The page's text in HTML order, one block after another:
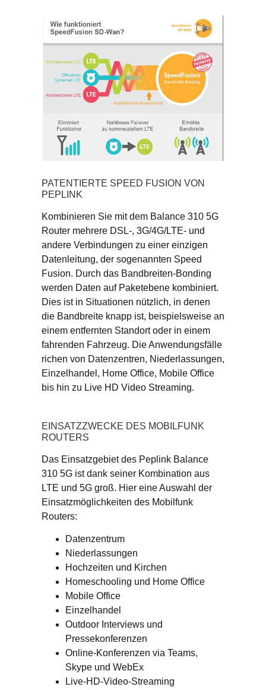
PATENTIERTE SPEED FUSION VON
PEPLINK
Kombinieren Sie mit dem Balance 310 5G
Router mehrere DSL-, 3G/4G/LTE- und
andere Verbindungen zu einer einzigen
Datenleitung, der sogenannten Speed
Fusion. Durch das Bandbreiten-Bonding
werden Daten auf Paketebene kombiniert.
Dies ist in Situationen nützlich, in denen
die Bandbreite knapp ist, beispielsweise an
einem entfernten Standort oder in einem
fahrenden Fahrzeug. Die Anwendungsfälle
richen von Datenzentren, Niederlassungen,
Einzelhandel, Home Office, Mobile Office
bis hin zu Live HD Video Streaming.
EINSATZZWECKE DES MOBILFUNK
ROUTERS
Das Einsatzgebiet des Peplink Balance
310 5G ist dank seiner Kombination aus
LTE und 5G groß. Hier eine Auswahl der
Einsatzmöglichkeiten des Mobilfunk
Routers:
Datenzentrum
Niederlassungen
Hochzeiten und Kirchen
Homeschooling und Home Office
Mobile Office
Einzelhandel
Outdoor Interviews und
Pressekonferenzen
Online-Konferenzen via Teams,
Skype und WebEx
Live-HD-Video-Streaming